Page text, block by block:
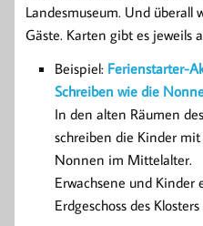
Landesmuseum. Und
Gäste. Karten gibt es jeweils
Beispiel: Ferienstarter-
Schreiben wie die
In den alten Räumen
schreiben die Kinder
Nonnen im Mittelalter.
Erwachsene und Kinder
Erdgeschoss des